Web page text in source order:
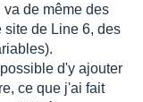
va de même des
site de Line 6, des
d'y ajouter
ce que j'ai fait